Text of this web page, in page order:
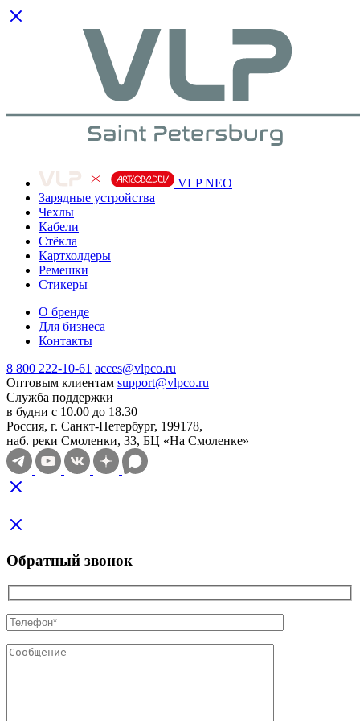
VLP NEO
Зарядные устройства
Чехлы
Кабели
Cтёкла
Картхолдеры
Ремешки
Стикеры
О бренде
Для бизнеса
Контакты
8 800 222-10-61 acces@vlpco.ru
Оптовым клиентам support@vlpco.ru
Служба поддержки
в будни с 10.00 до 18.30
Россия, г. Санкт-Петербург, 199178,
наб. реки Смоленки, 33, БЦ «На Смоленке»
Обратный звонок